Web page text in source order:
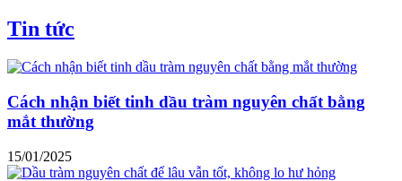
Tin tức
Cách nhận biết tinh dầu tràm nguyên chất bằng
mắt thường
15/01/2025